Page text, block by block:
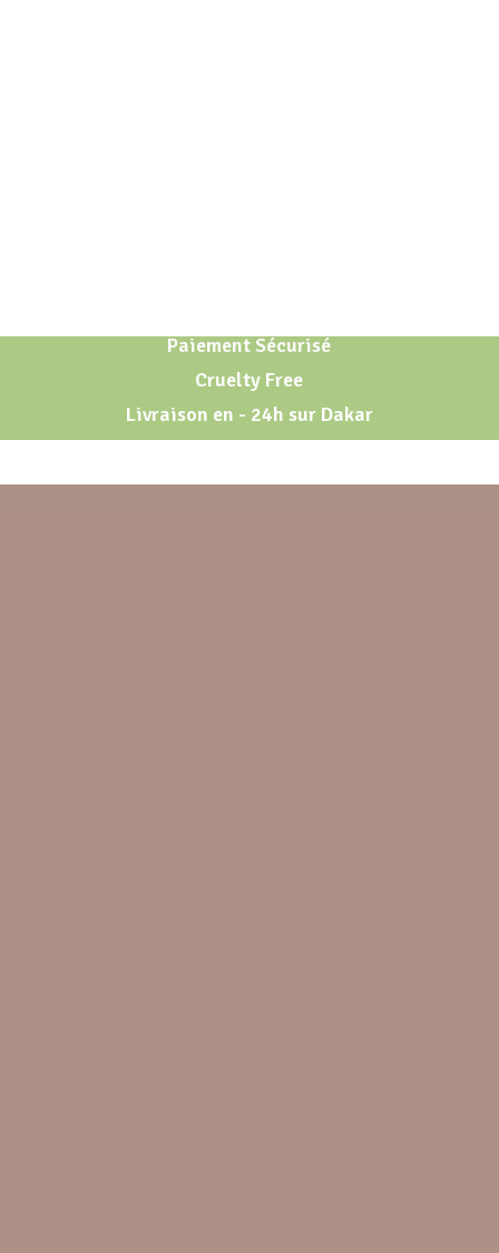
Paiement Sécurisé
Cruelty Free
Livraison en - 24h sur Dakar